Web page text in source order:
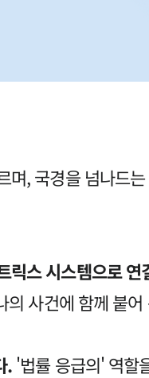
, 국경을 넘나드
릭스 시스템으로
의 사건에 함께 붙
. '법률 응급의' 역할